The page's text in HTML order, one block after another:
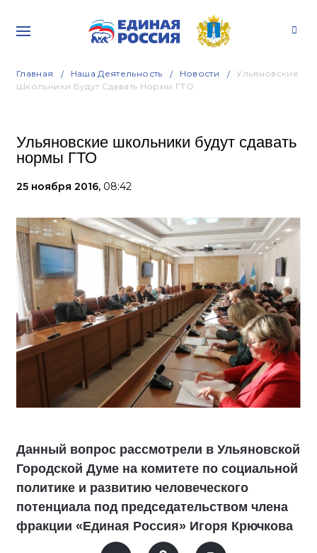
Главная Наша Деятельность Новости
Ульяновские
Школьники Будут Сдавать Нормы ГТО
Ульяновские школьники будут сдавать
нормы ГТО
25 ноября 2016, 08:42
Данный вопрос рассмотрели в Ульяновской
Городской Думе на комитете по социальной
политике и развитию человеческого
потенциала под председательством члена
фракции «Единая Россия» Игоря Крючкова